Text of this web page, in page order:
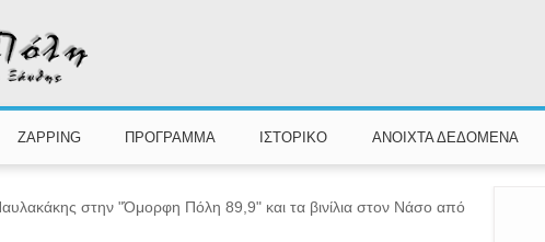
ZAPPING ΠΡΟΓΡΑΜΜΑ ΙΣΤΟΡΙΚΟ ΑΝΟΙΧΤΑ ΔΕΔΟΜΕΝΑ
στην "Όμορφη Πόλη 89,9" και τα βινίλια στον Νάσο από